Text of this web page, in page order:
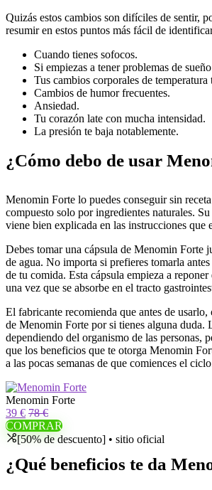
Quizás estos cambios son difíciles de sentir,
resumir en estos puntos más fácil de
Cuando tienes sofocos.
Si empiezas a tener problemas de
Tus cambios corporales de temperatura
Cambios de humor frecuentes.
Ansiedad.
Tu corazón late con mucha intensidad.
La presión te baja notablemente.
¿Cómo debo de usar
Menomin Forte lo puedes conseguir sin
compuesto solo por ingredientes naturales.
viene bien explicada en las instrucciones que
Debes tomar una cápsula de Menomin Forte
de agua. No importa si prefieres tomarla antes
de tu comida. Esta cápsula empieza a
una vez que se absorbe en el tracto
El fabricante recomienda que antes de usarlo,
de Menomin Forte por si tienes alguna duda.
dependiendo del organismo de las personas,
que los beneficios que te otorga Menomin
a las pocas semanas de que comiences el
Menomin Forte
39 € 78 €
COMPRAR
[50% de descuento] • sitio oficial
¿Qué beneficios te da